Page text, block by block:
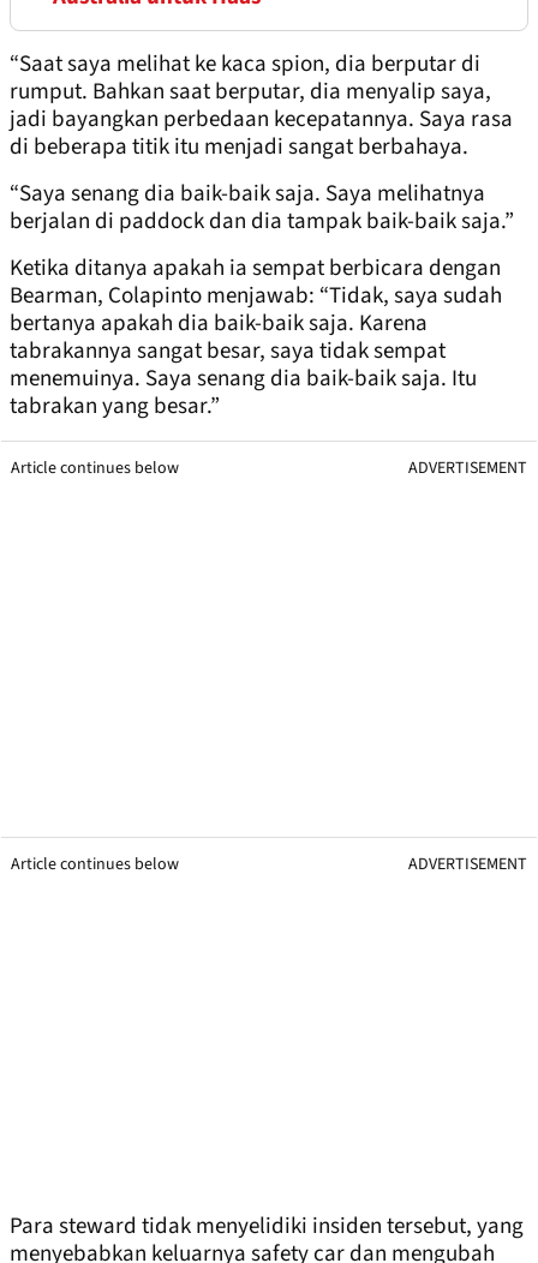
“Saat saya melihat ke kaca spion, dia berputar di
rumput. Bahkan saat berputar, dia menyalip saya,
jadi bayangkan perbedaan kecepatannya. Saya rasa
di beberapa titik itu menjadi sangat berbahaya.
“Saya senang dia baik-baik saja. Saya melihatnya
berjalan di paddock dan dia tampak baik-baik saja.”
Ketika ditanya apakah ia sempat berbicara dengan
Bearman, Colapinto menjawab: “Tidak, saya sudah
bertanya apakah dia baik-baik saja. Karena
tabrakannya sangat besar, saya tidak sempat
menemuinya. Saya senang dia baik-baik saja. Itu
tabrakan yang besar.”
Article continues below ADVERTISEMENT
Article continues below ADVERTISEMENT
Para steward tidak menyelidiki insiden tersebut, yang
menyebabkan keluarnya safety car dan mengubah